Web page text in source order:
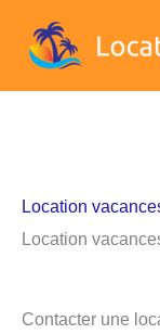
Location
Location
Contacter une